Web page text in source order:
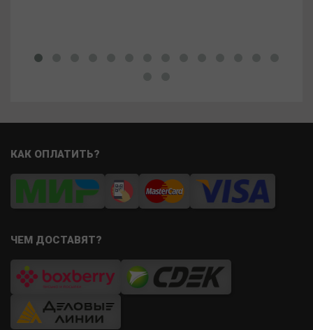
КАК ОПЛАТИТЬ?
ЧЕМ ДОСТАВЯТ?